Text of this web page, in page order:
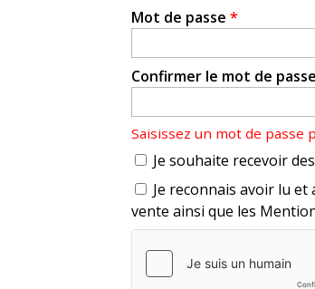
Mot de passe *
Confirmer le mot de passe
Saisissez un mot de passe
Je souhaite recevoir
Je reconnais avoir lu et
vente ainsi que les